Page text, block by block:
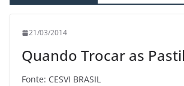
21/03/2014
Quando Trocar as
Fonte: CESVI BRASIL